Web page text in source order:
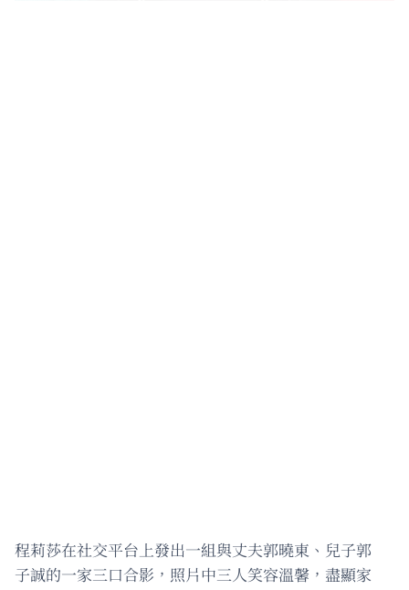
程莉莎在社交平台上發出一組與丈夫郭曉東、兒子郭
子誠的一家三口合影，照片中三人笑容溫馨，盡顯家